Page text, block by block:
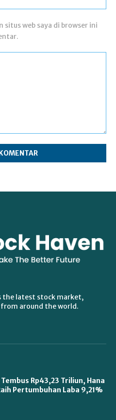
situs web saya di browser ini
the latest stock market,
from around the world.
Rp43,23 Triliun, Hana
Pertumbuhan Laba 9,21%